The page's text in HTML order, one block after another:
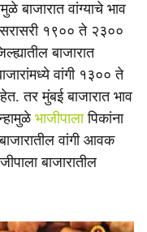
बाजारात वांग्याचे भाव
सरासरी १९०० ते २३००
बाजारात
वांगी १३०० ते
तर मुंबई बाजारात भाव
भाजीपालापिकांना
वांगी आवक
बाजारातील